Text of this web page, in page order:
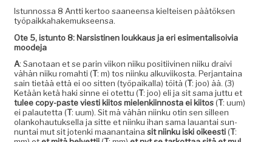
Istun­nos­sa 8 Antti ker­too saa­neen­sa kiel­teisen päätök­sen
työpaikkahakemukseensa.
Ote 5, istun­to 8: Nar­sisti­nen loukkaus ja eri esi­men­tal­isoivia
moodeja
A: San­o­taan et se parin viikon niiku posi­ti­ivi­nen niiku draivi
vähän niiku rom­ahti (T: m) tos niinku alku­vi­ikos­ta. Per­jan­taina
sain tietää että ei oo sit­ten (työ­paikalla) töitä (T: joo) ää. (3)
Ketään ketä haki sinne ei otet­tu (T: joo) eli ja sit sama jut­tu et
tulee copy-paste viesti kiitos mie­lenki­in­nos­ta ei kiitos(T: uum)
ei palautet­ta (T: uum). Sit mä vähän niinku otin sen silleen
olanko­hau­tuk­sel­la ja sitte et niinku ihan sama lauan­tai sun­
nun­tai mut sit joten­ki maanan­taina sit niinku iski oikeesti(T: